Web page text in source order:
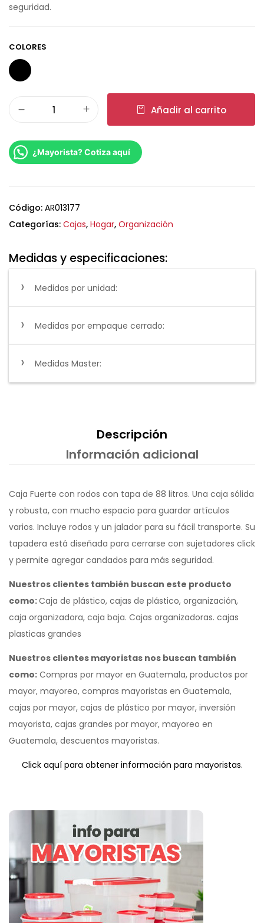
seguridad.
COLORES
Añadir al carrito
¿Mayorista? Cotiza aquí
Código: AR013177
Categorías: Cajas, Hogar, Organización
Medidas y especificaciones:
Medidas por unidad:
Medidas por empaque cerrado:
Medidas Master:
Descripción
Información adicional
Caja Fuerte con rodos con tapa de 88 litros. Una caja sólida
y robusta, con mucho espacio para guardar artículos
varios. Incluye rodos y un jalador para su fácil transporte. Su
tapadera está diseñada para cerrarse con sujetadores click
y permite agregar candados para más seguridad.
Nuestros clientes también buscan este producto
como:Caja de plástico, cajas de plástico, organización,
caja organizadora, caja baja. Cajas organizadoras. cajas
plasticas grandes
Nuestros clientes mayoristas nos buscan también
como: Compras por mayor en Guatemala, productos por
mayor, mayoreo, compras mayoristas en Guatemala,
cajas por mayor, cajas de plástico por mayor, inversión
mayorista, cajas grandes por mayor, mayoreo en
Guatemala, descuentos mayoristas.
Click aquí para obtener información para mayoristas.